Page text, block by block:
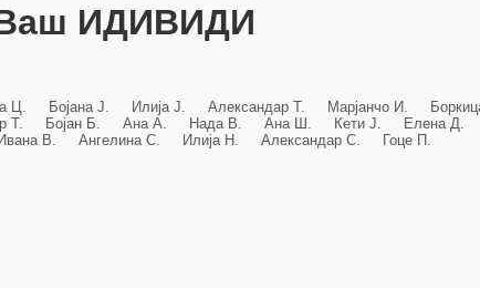
ИДИВИДИ
Бојана Ј. Илија Ј. Александар Т. Марјанчо И.
Т. Бојан Б. Ана А. Нада В. Ана Ш. Кети Ј. Елена Д.
В. Ангелина С. Илија Н. Александар С. Гоце П.